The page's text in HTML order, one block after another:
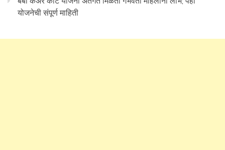
योजनेची संपूर्ण माहिती